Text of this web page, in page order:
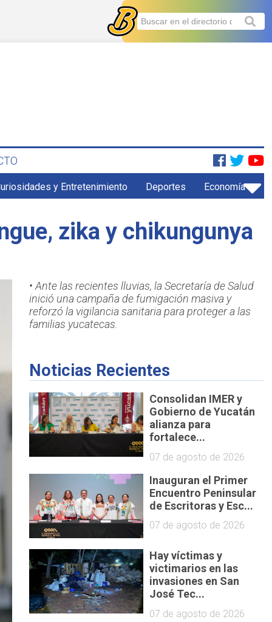
y Entretenimiento Deportes Economía
zika y chikungunya
• Ante las recientes lluvias, la Secretaría de Salud
inició una campaña de fumigación masiva y
reforzó la vigilancia sanitaria para proteger a las
familias yucatecas.
Noticias Recientes
Consolidan IMER y
Gobierno de Yucatán
alianza para
fortalece...
07 de agosto de 2026
Inauguran el Primer
Encuentro Peninsular
de Escritoras y Esc...
07 de agosto de 2026
Hay víctimas y
victimarios en las
invasiones en San
José Tec...
07 de agosto de 2026